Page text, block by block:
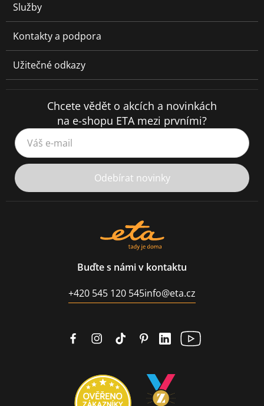
Služby
Kontakty a podpora
Užitečné odkazy
Chcete vědět o akcích a novinkách
na e-shopu ETA mezi prvními?
Váš e-mail
Odebírat novinky
Buďte s námi v kontaktu
+420 545 120 545info@eta.cz